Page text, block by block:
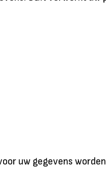
uw gegevens